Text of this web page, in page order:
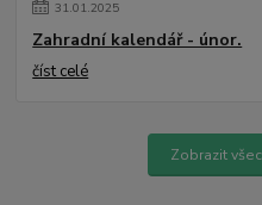
31.01.2025
Zahradní kalendář - únor.
číst celé
Zobrazit